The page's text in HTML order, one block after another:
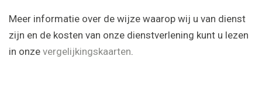
Meer informatie over de wijze waarop wij u van dienst
zijn en de kosten van onze dienstverlening kunt u lezen
in onze vergelijkingskaarten.